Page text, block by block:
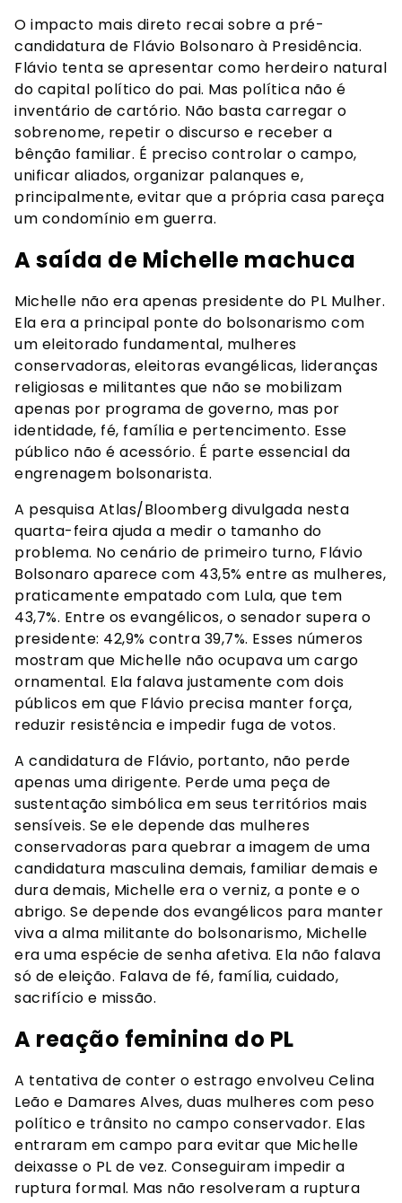
O impacto mais direto recai sobre a pré-
candidatura de Flávio Bolsonaro à Presidência.
Flávio tenta se apresentar como herdeiro natural
do capital político do pai. Mas política não é
inventário de cartório. Não basta carregar o
sobrenome, repetir o discurso e receber a
bênção familiar. É preciso controlar o campo,
unificar aliados, organizar palanques e,
principalmente, evitar que a própria casa pareça
um condomínio em guerra.
A saída de Michelle machuca
Michelle não era apenas presidente do PL Mulher.
Ela era a principal ponte do bolsonarismo com
um eleitorado fundamental, mulheres
conservadoras, eleitoras evangélicas, lideranças
religiosas e militantes que não se mobilizam
apenas por programa de governo, mas por
identidade, fé, família e pertencimento. Esse
público não é acessório. É parte essencial da
engrenagem bolsonarista.
A pesquisa Atlas/Bloomberg divulgada nesta
quarta-feira ajuda a medir o tamanho do
problema. No cenário de primeiro turno, Flávio
Bolsonaro aparece com 43,5% entre as mulheres,
praticamente empatado com Lula, que tem
43,7%. Entre os evangélicos, o senador supera o
presidente: 42,9% contra 39,7%. Esses números
mostram que Michelle não ocupava um cargo
ornamental. Ela falava justamente com dois
públicos em que Flávio precisa manter força,
reduzir resistência e impedir fuga de votos.
A candidatura de Flávio, portanto, não perde
apenas uma dirigente. Perde uma peça de
sustentação simbólica em seus territórios mais
sensíveis. Se ele depende das mulheres
conservadoras para quebrar a imagem de uma
candidatura masculina demais, familiar demais e
dura demais, Michelle era o verniz, a ponte e o
abrigo. Se depende dos evangélicos para manter
viva a alma militante do bolsonarismo, Michelle
era uma espécie de senha afetiva. Ela não falava
só de eleição. Falava de fé, família, cuidado,
sacrifício e missão.
A reação feminina do PL
A tentativa de conter o estrago envolveu Celina
Leão e Damares Alves, duas mulheres com peso
político e trânsito no campo conservador. Elas
entraram em campo para evitar que Michelle
deixasse o PL de vez. Conseguiram impedir a
ruptura formal. Mas não resolveram a ruptura